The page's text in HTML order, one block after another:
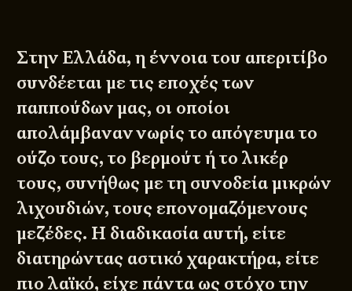
Στην Ελλάδα, η έννοια του απεριτίβο
συνδέεται με τις εποχές των
παππούδων μας, οι οποίοι
απολάμβαναν νωρίς το απόγευμα το
ούζο τους, το βερμούτ ή το λικέρ
τους, συνήθως με τη συνοδεία μικρών
λιχουδιών, τους επονομαζόμενους
μεζέδες. Η διαδικασία αυτή, είτε
διατηρώντας αστικό χαρακτήρα, είτε
πιο λαϊκό, είχε πάντα ως στόχο την